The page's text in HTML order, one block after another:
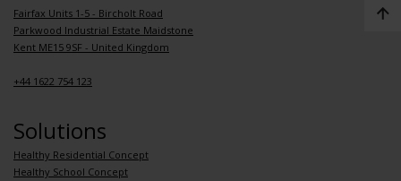
Fairfax Units 1-5 - Bircholt Road
Parkwood Industrial Estate Maidstone
Kent ME15 9SF - United Kingdom
+44 1622 754 123
Solutions
Healthy Residential Concept
Healthy School Concept